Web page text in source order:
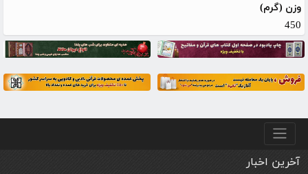
وزن (گرم)
450
منو پایین
آخرین اخبار